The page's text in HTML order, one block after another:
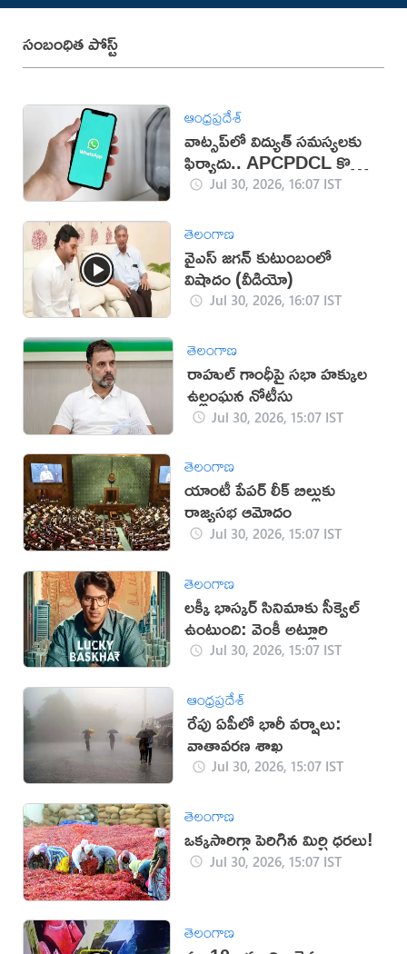
సంబంధిత పోస్ట్
ఆంధ్రప్రదేశ్
వాట్సప్‌లో విద్యుత్ సమస్యలకు
ఫిర్యాదు.. APCPDCL కొత్త
సేవలుJul 30, 2026, 16:07 IST
తెలంగాణ
వైఎస్ జగన్ కుటుంబంలో
విషాదం (వీడియో)
Jul 30, 2026, 16:07 IST
తెలంగాణ
రాహుల్ గాంధీపై సభా హక్కుల
ఉల్లంఘన నోటీసు
Jul 30, 2026, 15:07 IST
తెలంగాణ
యాంటీ పేపర్ లీక్ బిల్లుకు
రాజ్యసభ ఆమోదం
Jul 30, 2026, 15:07 IST
తెలంగాణ
లక్కీ భాస్కర్ సినిమాకు సీక్వెల్
ఉంటుంది: వెంకీ అట్లూరి
Jul 30, 2026, 15:07 IST
ఆంధ్రప్రదేశ్
రేపు ఏపీలో భారీ వర్షాలు:
వాతావరణ శాఖ
Jul 30, 2026, 15:07 IST
తెలంగాణ
ఒక్కసారిగ్గా పెరిగిన మిర్చి ధరలు!
Jul 30, 2026, 15:07 IST
తెలంగాణ